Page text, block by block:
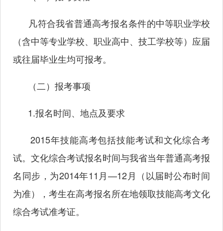
凡符合我省普通高考报名条件的中等职业学校
（含中等专业学校、职业高中、技工学校等）应届
或往届毕业生均可报考。
（二）报考事项
1.报名时间、地点及要求
2015年技能高考包括技能考试和文化综合考
试。文化综合考试报名时间与我省当年普通高考报
名同步，为2014年11月—12月（以届时公布时间
为准），考生在高考报名所在地领取技能高考文化
综合考试准考证。